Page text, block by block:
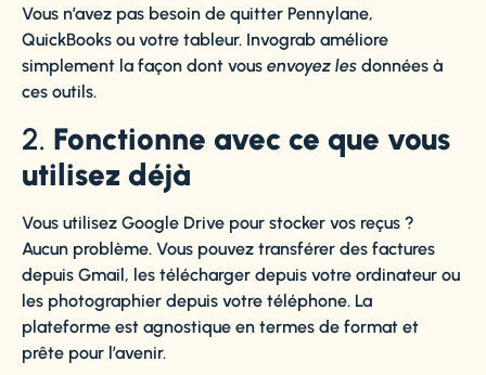
Vous n’avez pas besoin de quitter Pennylane,
QuickBooks ou votre tableur. Invograb améliore
simplement la façon dont vous envoyez les données à
ces outils.
2. Fonctionne avec ce que vous
utilisez déjà
Vous utilisez Google Drive pour stocker vos reçus ?
Aucun problème. Vous pouvez transférer des factures
depuis Gmail, les télécharger depuis votre ordinateur ou
les photographier depuis votre téléphone. La
plateforme est agnostique en termes de format et
prête pour l’avenir.